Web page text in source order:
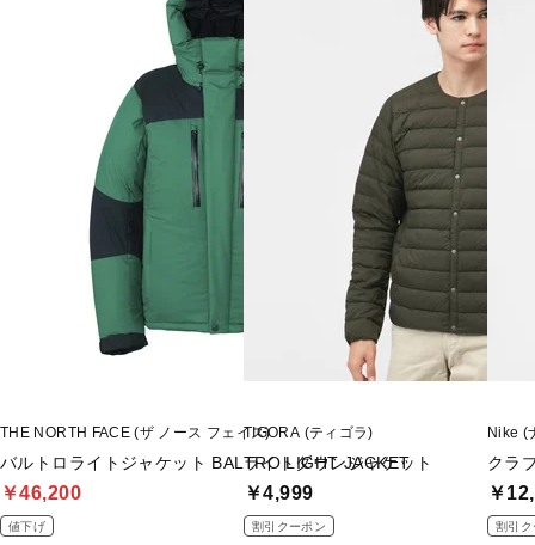
THE NORTH FACE (ザ ノース フェイス)
バルトロライトジャケット BALTRO LIGHT JACKET
￥46,200
値下げ
TIGORA (ティゴラ)
ライトダウンジャケット
￥4,999
割引クーポン
Nike (
クラ
￥
割引ク